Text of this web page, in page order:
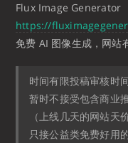
Flux Image Generator
https://
免费 AI 图像生成，网站
时间有限投稿审核时
暂时不接受包含商业
（上线几天的网站天
只接公益类免费好用